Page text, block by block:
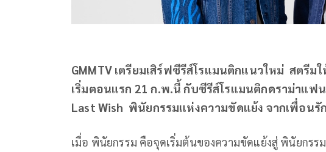
GMMTV เตรียมเสิร์ฟซีรีส์โรแมนติกแนวใหม่ สตรี
เริ่มตอนแรก 21 ก.พ.นี้ กับซีรีส์โรแมนติกดราม่าแฟ
Last Wish พินัยกรรมแห่งความขัดแย้ง จากเพื่อนรั
เมื่อ พินัยกรรม คือจุดเริ่มต้นของความขัดแย้งสู่ พินัยกร